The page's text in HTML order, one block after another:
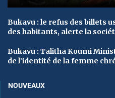
Bukavu : le refus des billets
des habitants, alerte la
Bukavu : Talitha Koumi
de l’identité de la femme
NOUVEAUX